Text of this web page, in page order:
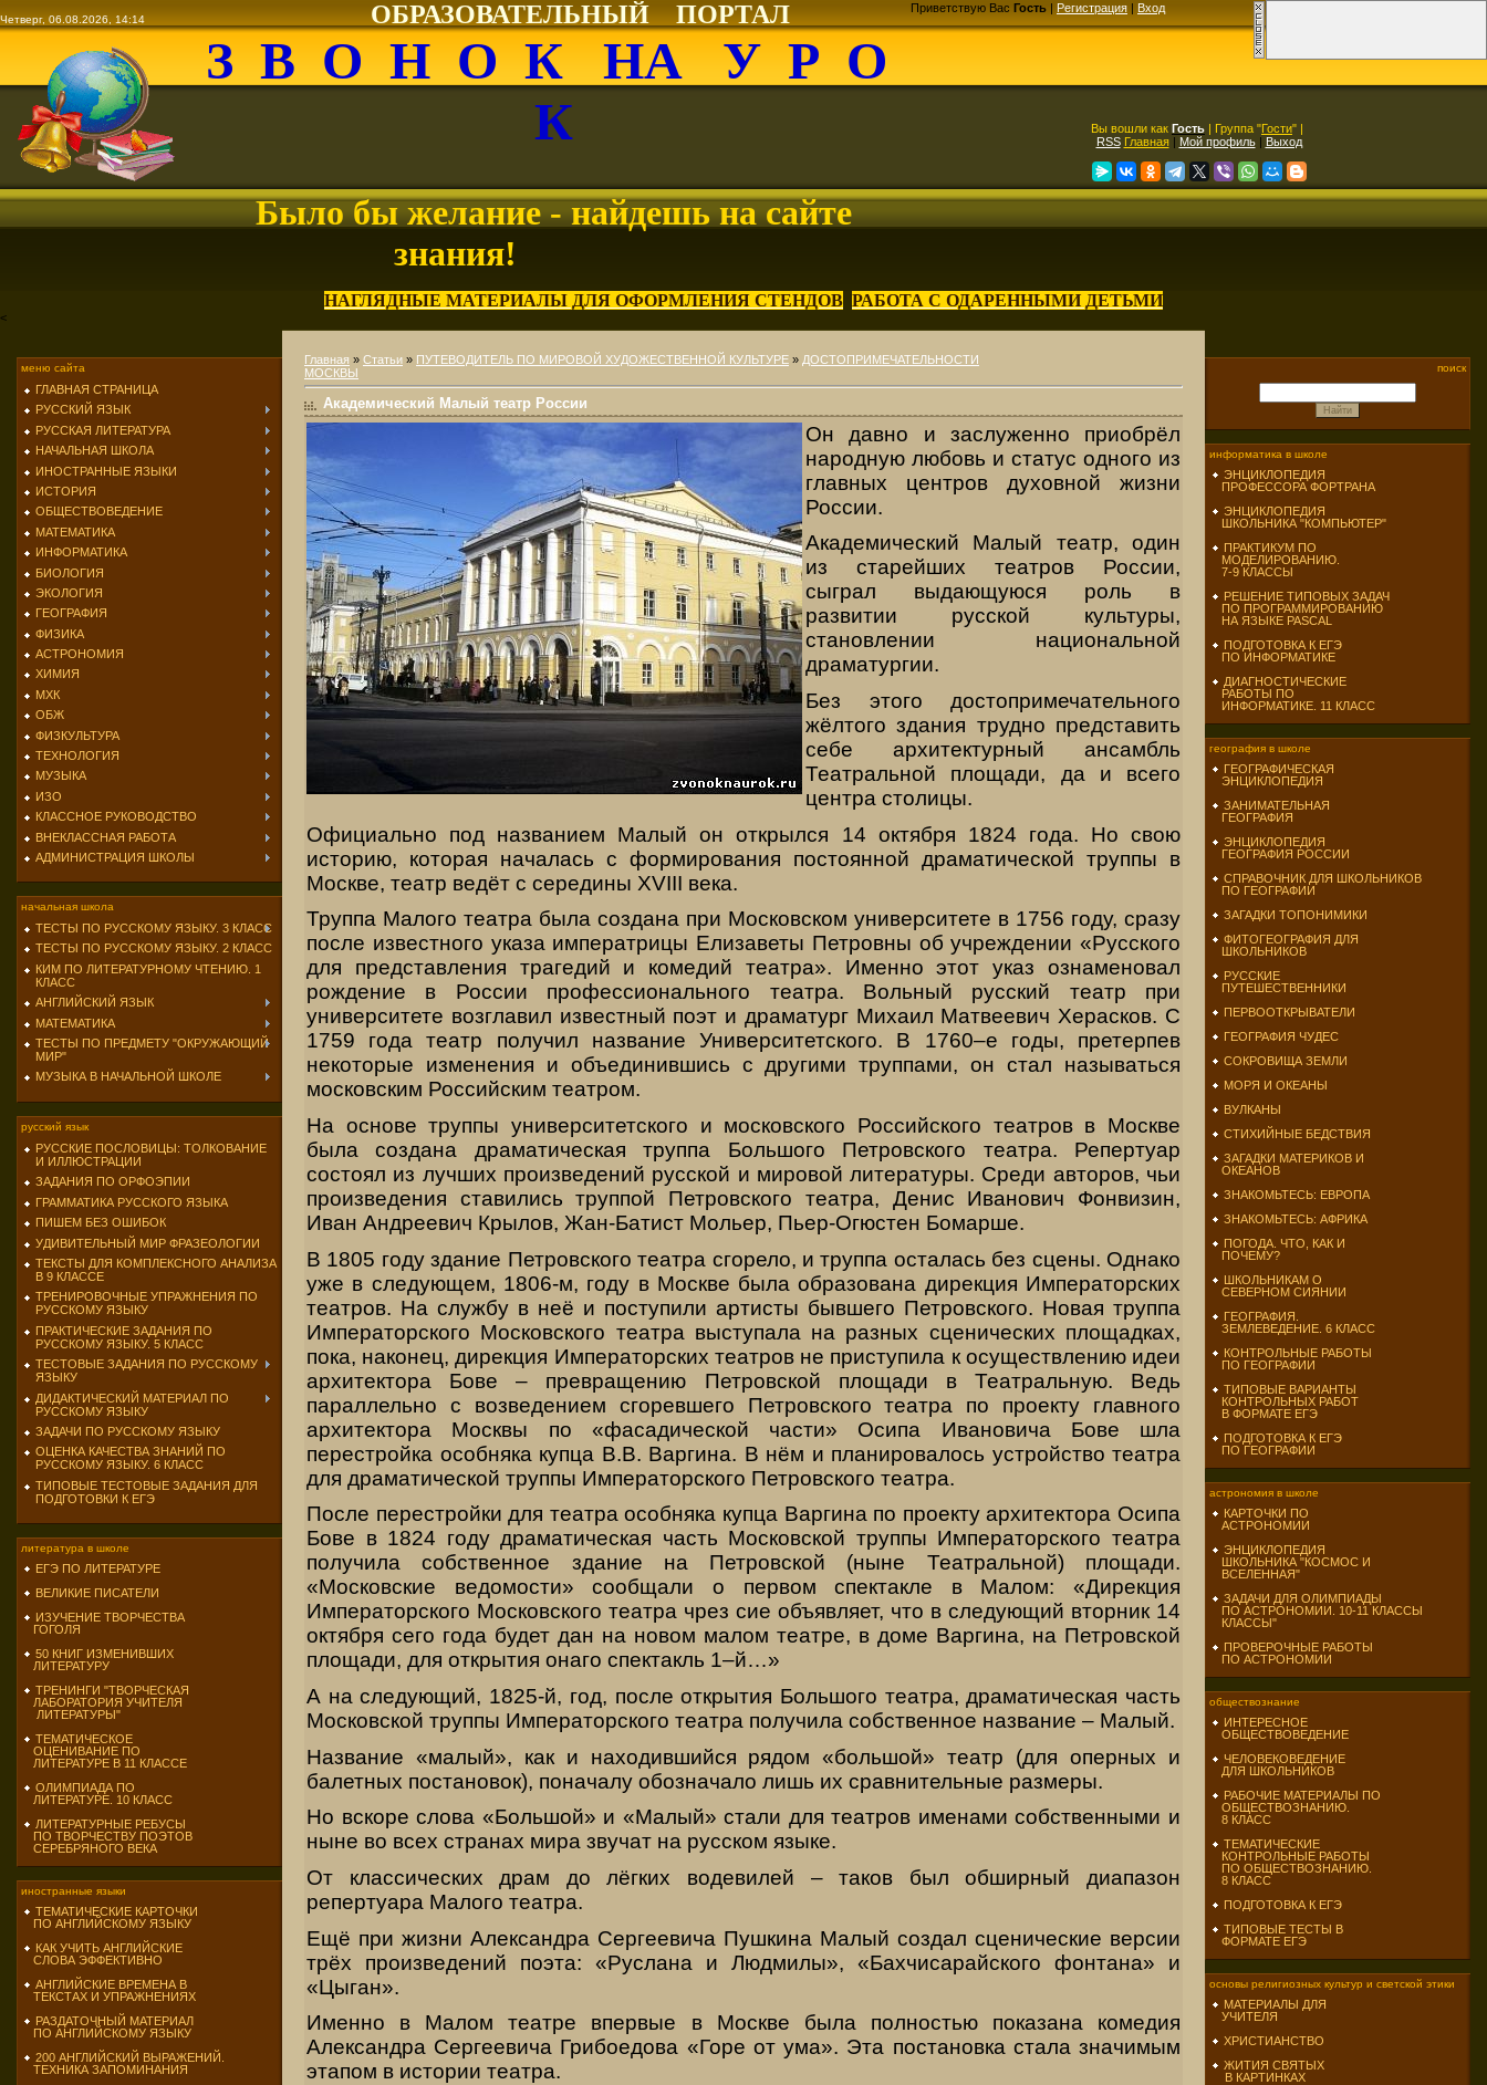
Четверг, 06.08.2026, 14:14 ОБРАЗОВАТЕЛЬНЫЙ ПОРТАЛ Приветствую Вас Гость | Регистрация | Вход
З В О Н О К НА У Р О
К
Было бы желание - найдешь на сайте
знания!
Вы вошли как Гость | Группа "Гости" |
RSS Главная| Мой профиль| Выход
НАГЛЯДНЫЕ МАТЕРИАЛЫ ДЛЯ ОФОРМЛЕНИЯ СТЕНДОВ РАБОТА С ОДАРЕННЫМИ ДЕТЬМИ
<
меню сайта
ГЛАВНАЯ СТРАНИЦА
РУССКИЙ ЯЗЫК
РУССКАЯ ЛИТЕРАТУРА
НАЧАЛЬНАЯ ШКОЛА
ИНОСТРАННЫЕ ЯЗЫКИ
ИСТОРИЯ
ОБЩЕСТВОВЕДЕНИЕ
МАТЕМАТИКА
ИНФОРМАТИКА
БИОЛОГИЯ
ЭКОЛОГИЯ
ГЕОГРАФИЯ
ФИЗИКА
АСТРОНОМИЯ
ХИМИЯ
МХК
ОБЖ
ФИЗКУЛЬТУРА
ТЕХНОЛОГИЯ
МУЗЫКА
ИЗО
КЛАССНОЕ РУКОВОДСТВО
ВНЕКЛАССНАЯ РАБОТА
АДМИНИСТРАЦИЯ ШКОЛЫ
начальная школа
ТЕСТЫ ПО РУССКОМУ ЯЗЫКУ. 3 КЛАСС
ТЕСТЫ ПО РУССКОМУ ЯЗЫКУ. 2 КЛАСС
КИМ ПО ЛИТЕРАТУРНОМУ ЧТЕНИЮ. 1
КЛАСС
АНГЛИЙСКИЙ ЯЗЫК
МАТЕМАТИКА
ТЕСТЫ ПО ПРЕДМЕТУ "ОКРУЖАЮЩИЙ
МИР"
МУЗЫКА В НАЧАЛЬНОЙ ШКОЛЕ
русский язык
РУССКИЕ ПОСЛОВИЦЫ: ТОЛКОВАНИЕ
И ИЛЛЮСТРАЦИИ
ЗАДАНИЯ ПО ОРФОЭПИИ
ГРАММАТИКА РУССКОГО ЯЗЫКА
ПИШЕМ БЕЗ ОШИБОК
УДИВИТЕЛЬНЫЙ МИР ФРАЗЕОЛОГИИ
ТЕКСТЫ ДЛЯ КОМПЛЕКСНОГО АНАЛИЗА
В 9 КЛАССЕ
ТРЕНИРОВОЧНЫЕ УПРАЖНЕНИЯ ПО
РУССКОМУ ЯЗЫКУ
ПРАКТИЧЕСКИЕ ЗАДАНИЯ ПО
РУССКОМУ ЯЗЫКУ. 5 КЛАСС
ТЕСТОВЫЕ ЗАДАНИЯ ПО РУССКОМУ
ЯЗЫКУ
ДИДАКТИЧЕСКИЙ МАТЕРИАЛ ПО
РУССКОМУ ЯЗЫКУ
ЗАДАЧИ ПО РУССКОМУ ЯЗЫКУ
ОЦЕНКА КАЧЕСТВА ЗНАНИЙ ПО
РУССКОМУ ЯЗЫКУ. 6 КЛАСС
ТИПОВЫЕ ТЕСТОВЫЕ ЗАДАНИЯ ДЛЯ
ПОДГОТОВКИ К ЕГЭ
литература в школе
ЕГЭ ПО ЛИТЕРАТУРЕ
ВЕЛИКИЕ ПИСАТЕЛИ
ИЗУЧЕНИЕ ТВОРЧЕСТВА
ГОГОЛЯ
50 КНИГ ИЗМЕНИВШИХ
ЛИТЕРАТУРУ
ТРЕНИНГИ "ТВОРЧЕСКАЯ
ЛАБОРАТОРИЯ УЧИТЕЛЯ
ЛИТЕРАТУРЫ"
ТЕМАТИЧЕСКОЕ
ОЦЕНИВАНИЕ ПО
ЛИТЕРАТУРЕ В 11 КЛАССЕ
ОЛИМПИАДА ПО
ЛИТЕРАТУРЕ. 10 КЛАСС
ЛИТЕРАТУРНЫЕ РЕБУСЫ
ПО ТВОРЧЕСТВУ ПОЭТОВ
СЕРЕБРЯНОГО ВЕКА
иностранные языки
ТЕМАТИЧЕСКИЕ КАРТОЧКИ
ПО АНГЛИЙСКОМУ ЯЗЫКУ
КАК УЧИТЬ АНГЛИЙСКИЕ
СЛОВА ЭФФЕКТИВНО
АНГЛИЙСКИЕ ВРЕМЕНА В
ТЕКСТАХ И УПРАЖНЕНИЯХ
РАЗДАТОЧНЫЙ МАТЕРИАЛ
ПО АНГЛИЙСКОМУ ЯЗЫКУ
200 АНГЛИЙСКИЙ ВЫРАЖЕНИЙ.
ТЕХНИКА ЗАПОМИНАНИЯ
Главная » Статьи » ПУТЕВОДИТЕЛЬ ПО МИРОВОЙ ХУДОЖЕСТВЕННОЙ КУЛЬТУРЕ » ДОСТОПРИМЕЧАТЕЛЬНОСТИ
МОСКВЫ
Академический Малый театр России
Он давно и заслуженно приобрёл
народную любовь и статус одного из
главных центров духовной жизни
России.
Академический Малый театр, один
из старейших театров России,
сыграл выдающуюся роль в
развитии русской культуры,
становлении национальной
драматургии.
Без этого достопримечательного
жёлтого здания трудно представить
себе архитектурный ансамбль
Театральной площади, да и всего
центра столицы.
Официально под названием Малый он открылся 14 октября 1824 года. Но свою
историю, которая началась с формирования постоянной драматической труппы в
Москве, театр ведёт с середины XVIII века.
Труппа Малого театра была создана при Московском университете в 1756 году, сразу
после известного указа императрицы Елизаветы Петровны об учреждении «Русского
для представления трагедий и комедий театра». Именно этот указ ознаменовал
рождение в России профессионального театра. Вольный русский театр при
университете возглавил известный поэт и драматург Михаил Матвеевич Херасков. С
1759 года театр получил название Университетского. В 1760–е годы, претерпев
некоторые изменения и объединившись с другими труппами, он стал называться
московским Российским театром.
На основе труппы университетского и московского Российского театров в Москве
была создана драматическая труппа Большого Петровского театра. Репертуар
состоял из лучших произведений русской и мировой литературы. Среди авторов, чьи
произведения ставились труппой Петровского театра, Денис Иванович Фонвизин,
Иван Андреевич Крылов, Жан-Батист Мольер, Пьер-Огюстен Бомарше.
В 1805 году здание Петровского театра сгорело, и труппа осталась без сцены. Однако
уже в следующем, 1806-м, году в Москве была образована дирекция Императорских
театров. На службу в неё и поступили артисты бывшего Петровского. Новая труппа
Императорского Московского театра выступала на разных сценических площадках,
пока, наконец, дирекция Императорских театров не приступила к осуществлению идеи
архитектора Бове – превращению Петровской площади в Театральную. Ведь
параллельно с возведением сгоревшего Петровского театра по проекту главного
архитектора Москвы по «фасадической части» Осипа Ивановича Бове шла
перестройка особняка купца В.В. Варгина. В нём и планировалось устройство театра
для драматической труппы Императорского Петровского театра.
После перестройки для театра особняка купца Варгина по проекту архитектора Осипа
Бове в 1824 году драматическая часть Московской труппы Императорского театра
получила собственное здание на Петровской (ныне Театральной) площади.
«Московские ведомости» сообщали о первом спектакле в Малом: «Дирекция
Императорского Московского театра чрез сие объявляет, что в следующий вторник 14
октября сего года будет дан на новом малом театре, в доме Варгина, на Петровской
площади, для открытия онаго спектакль 1–й…»
А на следующий, 1825-й, год, после открытия Большого театра, драматическая часть
Московской труппы Императорского театра получила собственное название – Малый.
Название «малый», как и находившийся рядом «большой» театр (для оперных и
балетных постановок), поначалу обозначало лишь их сравнительные размеры.
Но вскоре слова «Большой» и «Малый» стали для театров именами собственными и
ныне во всех странах мира звучат на русском языке.
От классических драм до лёгких водевилей – таков был обширный диапазон
репертуара Малого театра.
Ещё при жизни Александра Сергеевича Пушкина Малый создал сценические версии
трёх произведений поэта: «Руслана и Людмилы», «Бахчисарайского фонтана» и
«Цыган».
Именно в Малом театре впервые в Москве была полностью показана комедия
Александра Сергеевича Грибоедова «Горе от ума». Эта постановка стала значимым
этапом в истории театра.
поиск
информатика в школе
ЭНЦИКЛОПЕДИЯ
ПРОФЕССОРА ФОРТРАНА
ЭНЦИКЛОПЕДИЯ
ШКОЛЬНИКА "КОМПЬЮТЕР"
ПРАКТИКУМ ПО
МОДЕЛИРОВАНИЮ.
7-9 КЛАССЫ
РЕШЕНИЕ ТИПОВЫХ ЗАДАЧ
ПО ПРОГРАММИРОВАНИЮ
НА ЯЗЫКЕ PASCAL
ПОДГОТОВКА К ЕГЭ
ПО ИНФОРМАТИКЕ
ДИАГНОСТИЧЕСКИЕ
РАБОТЫ ПО
ИНФОРМАТИКЕ. 11 КЛАСС
география в школе
ГЕОГРАФИЧЕСКАЯ
ЭНЦИКЛОПЕДИЯ
ЗАНИМАТЕЛЬНАЯ
ГЕОГРАФИЯ
ЭНЦИКЛОПЕДИЯ
ГЕОГРАФИЯ РОССИИ
СПРАВОЧНИК ДЛЯ ШКОЛЬНИКОВ
ПО ГЕОГРАФИИ
ЗАГАДКИ ТОПОНИМИКИ
ФИТОГЕОГРАФИЯ ДЛЯ
ШКОЛЬНИКОВ
РУССКИЕ
ПУТЕШЕСТВЕННИКИ
ПЕРВООТКРЫВАТЕЛИ
ГЕОГРАФИЯ ЧУДЕС
СОКРОВИЩА ЗЕМЛИ
МОРЯ И ОКЕАНЫ
ВУЛКАНЫ
СТИХИЙНЫЕ БЕДСТВИЯ
ЗАГАДКИ МАТЕРИКОВ И
ОКЕАНОВ
ЗНАКОМЬТЕСЬ: ЕВРОПА
ЗНАКОМЬТЕСЬ: АФРИКА
ПОГОДА. ЧТО, КАК И
ПОЧЕМУ?
ШКОЛЬНИКАМ О
СЕВЕРНОМ СИЯНИИ
ГЕОГРАФИЯ.
ЗЕМЛЕВЕДЕНИЕ. 6 КЛАСС
КОНТРОЛЬНЫЕ РАБОТЫ
ПО ГЕОГРАФИИ
ТИПОВЫЕ ВАРИАНТЫ
КОНТРОЛЬНЫХ РАБОТ
В ФОРМАТЕ ЕГЭ
ПОДГОТОВКА К ЕГЭ
ПО ГЕОГРАФИИ
астрономия в школе
КАРТОЧКИ ПО
АСТРОНОМИИ
ЭНЦИКЛОПЕДИЯ
ШКОЛЬНИКА "КОСМОС И
ВСЕЛЕННАЯ"
ЗАДАЧИ ДЛЯ ОЛИМПИАДЫ
ПО АСТРОНОМИИ. 10-11 КЛАССЫ
КЛАССЫ"
ПРОВЕРОЧНЫЕ РАБОТЫ
ПО АСТРОНОМИИ
обществознание
ИНТЕРЕСНОЕ
ОБЩЕСТВОВЕДЕНИЕ
ЧЕЛОВЕКОВЕДЕНИЕ
ДЛЯ ШКОЛЬНИКОВ
РАБОЧИЕ МАТЕРИАЛЫ ПО
ОБЩЕСТВОЗНАНИЮ.
8 КЛАСС
ТЕМАТИЧЕСКИЕ
КОНТРОЛЬНЫЕ РАБОТЫ
ПО ОБЩЕСТВОЗНАНИЮ.
8 КЛАСС
ПОДГОТОВКА К ЕГЭ
ТИПОВЫЕ ТЕСТЫ В
ФОРМАТЕ ЕГЭ
основы религиозных культур и светской этики
МАТЕРИАЛЫ ДЛЯ
УЧИТЕЛЯ
ХРИСТИАНСТВО
ЖИТИЯ СВЯТЫХ
В КАРТИНКАХ